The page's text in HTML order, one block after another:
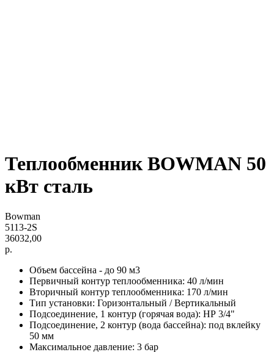
Теплообменник BOWMAN 50
кВт сталь
Bowman
5113-2S
36032,00
р.
Объем бассейна - до 90 м3
Первичный контур теплообменника: 40 л/мин
Вторичный контур теплообменника: 170 л/мин
Тип установки: Горизонтальный / Вертикальный
Подсоединение, 1 контур (горячая вода): НР 3/4"
Подсоединение, 2 контур (вода бассейна): под вклейку
50 мм
Максимальное давление: 3 бар